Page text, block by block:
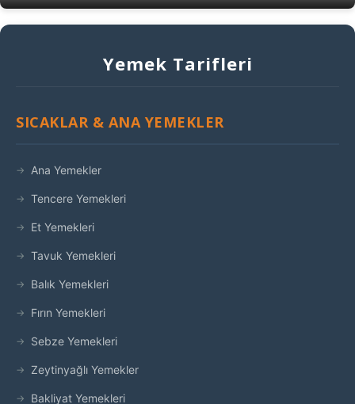
Yemek Tarifleri
SICAKLAR & ANA YEMEKLER
Ana Yemekler
Tencere Yemekleri
Et Yemekleri
Tavuk Yemekleri
Balık Yemekleri
Fırın Yemekleri
Sebze Yemekleri
Zeytinyağlı Yemekler
Bakliyat Yemekleri